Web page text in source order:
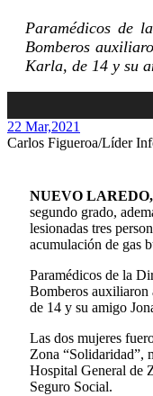
Paramédicos de
Bomberos
Karla, de 14 y su
22 Mar,2021
Carlos Figueroa/Líder
NUEVO
segundo grado,
lesionadas tres
acumulación de gas
Paramédicos de la
Bomberos auxiliaron
de 14 y su amigo
Las dos mujeres
Zona “Solidaridad”,
Hospital General de
Seguro Social.